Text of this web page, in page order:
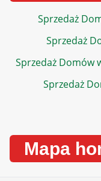
Sprzedaż
Sprzedaż
Sprzedaż Domów
Sprzedaż
Mapa